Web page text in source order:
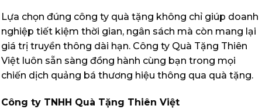
Lựa chọn đúng công ty quà tặng không chỉ giúp doanh
nghiệp tiết kiệm thời gian, ngân sách mà còn mang lại
giá trị truyền thông dài hạn. Công ty Quà Tặng Thiên
Việt luôn sẵn sàng đồng hành cùng bạn trong mọi
chiến dịch quảng bá thương hiệu thông qua quà tặng.
Công ty TNHH Quà Tặng Thiên Việt